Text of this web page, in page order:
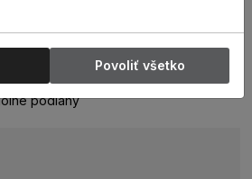
podlahy
Povoliť všetko